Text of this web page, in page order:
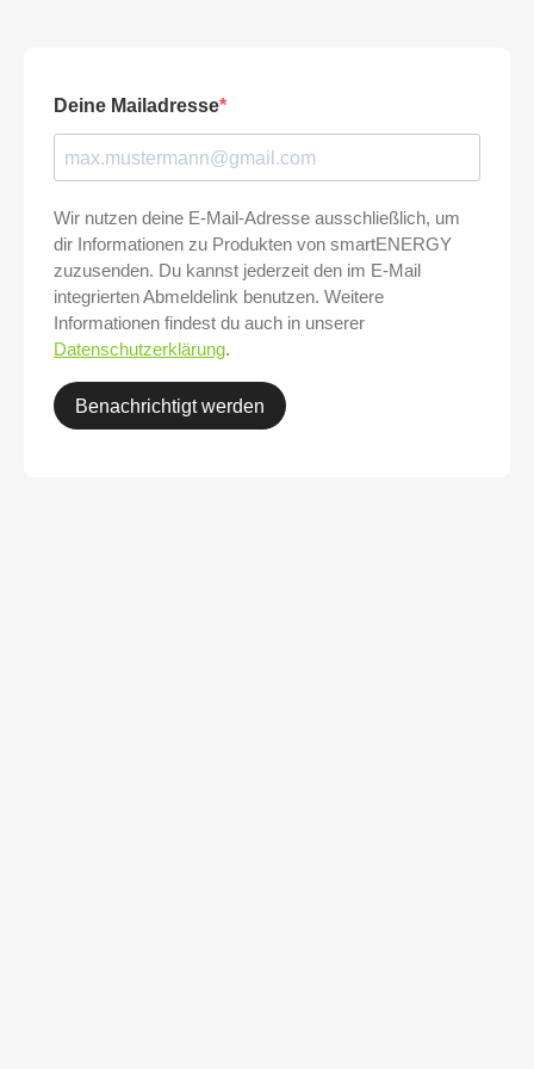
Deine Mailadresse
Wir nutzen deine E-Mail-Adresse ausschließlich, um
dir Informationen zu Produkten von smartENERGY
zuzusenden. Du kannst jederzeit den im E-Mail
integrierten Abmeldelink benutzen. Weitere
Informationen findest du auch in unserer
Datenschutzerklärung.
Benachrichtigt werden